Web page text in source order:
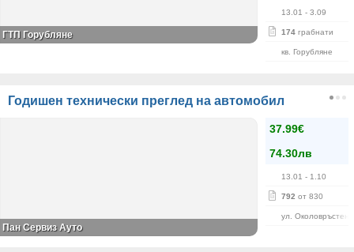
13.01 - 3.09
174 грабнати
кв. Горубляне
ГТП Горубляне
Годишен технически преглед на автомобил
37.99€
74.30лв
13.01 - 1.10
792 от 830
ул. Околовръстен
Пан Сервиз Ауто